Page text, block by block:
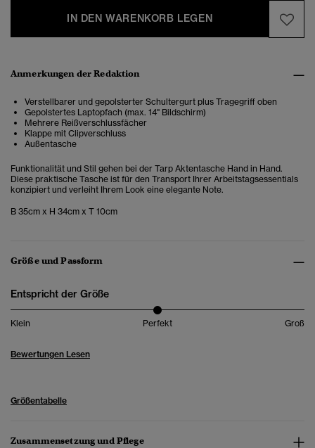
IN DEN WARENKORB LEGEN
Anmerkungen der Redaktion
Verstellbarer und gepolsterter Schultergurt plus Tragegriff oben
Gepolstertes Laptopfach (max. 14" Bildschirm)
Mehrere Reißverschlussfächer
Klappe mit Clipverschluss
Außentasche
Funktionalität und Stil gehen bei der Tarp Aktentasche Hand in Hand.
Diese praktische Tasche ist für den Transport Ihrer Arbeitstagsessentials
konzipiert und verleiht Ihrem Look eine elegante Note.
B 35cm x H 34cm x T 10cm
Größe und Passform
Entspricht der Größe
Klein Perfekt Groß
Bewertungen Lesen
Größentabelle
Zusammensetzung und Pflege